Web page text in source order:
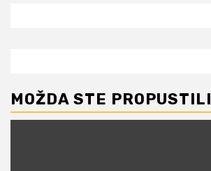
MOŽDA STE PROPUSTILI